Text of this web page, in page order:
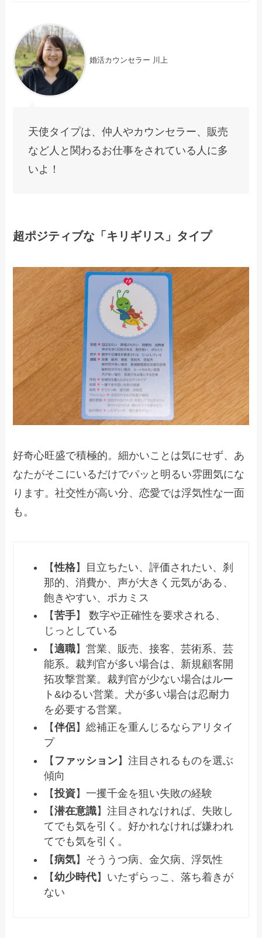
婚活カウンセラー 川上
天使タイプは、仲人やカウンセラー、販売
など人と関わるお仕事をされている人に多
いよ！
超ポジティブな「キリギリス」タイプ
好奇心旺盛で積極的。細かいことは気にせず、あ
なたがそこにいるだけでパッと明るい雰囲気にな
ります。社交性が高い分、恋愛では浮気性な一面
も。
【性格】目立ちたい、評価されたい、刹
那的、消費か、声が大きく元気がある、
飽きやすい、ポカミス
【苦手】 数字や正確性を要求される、
じっとしている
【適職】営業、販売、接客、芸術系、芸
能系。裁判官が多い場合は、新規顧客開
拓攻撃営業。裁判官が少ない場合はルー
ト&ゆるい営業。犬が多い場合は忍耐力
を必要する営業。
【伴侶】総補正を重んじるならアリタイ
プ
【 ファッション 】注目されるものを選ぶ
傾向
【投資】一攫千金を狙い失敗の経験
【潜在意識】注目されなければ、失敗し
てでも気を引く。好かれなければ嫌われ
てでも気を引く。
【病気】そううつ病、金欠病、浮気性
【幼少時代】いたずらっこ、落ち着きが
ない